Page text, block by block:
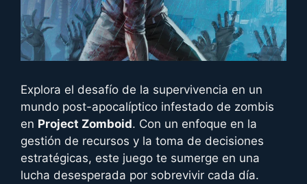
Explora el desafío de la supervivencia en un
mundo post-apocalíptico infestado de zombis
en Project Zomboid. Con un enfoque en la
gestión de recursos y la toma de decisiones
estratégicas, este juego te sumerge en una
lucha desesperada por sobrevivir cada día.